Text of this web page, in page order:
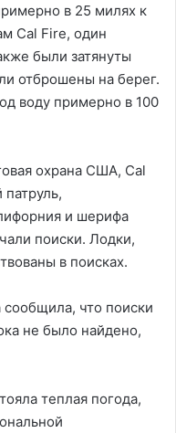
в 25 милях к
Cal Fire, один
были затянуты
отброшены на берег.
воду примерно в 100
охрана США, Cal
и шерифа
поиски. Лодки,
в поисках.
сообщила, что поиски
не было найдено,
теплая погода,